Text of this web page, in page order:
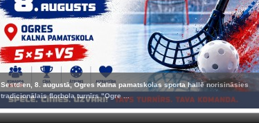
Sestdien, 8. augustā, Ogres Kalna pamatskolas sporta hallē norisināsies
tradicionālais florbola turnīrs "Ogre ...